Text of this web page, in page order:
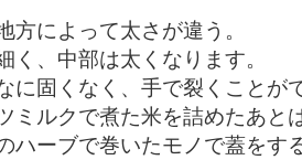
方によって太さが違う。
く、中部は太くなります。
に固くなく、手で裂くことが
ミルクで煮た米を詰めたあと
ハーブで巻いたモノで蓋をす